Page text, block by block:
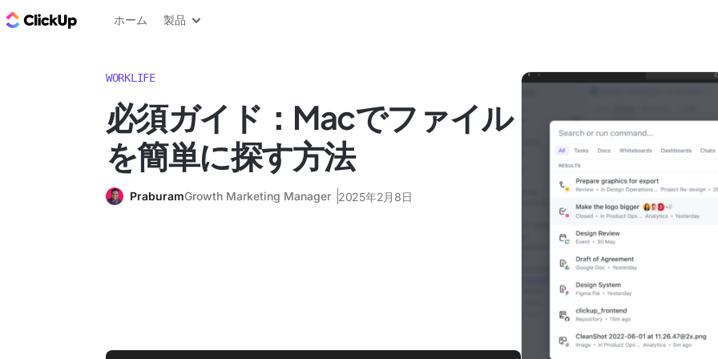
ClickUp ブログ
ホーム 製品
WORKLIFE
必須ガイド：Macでファイル
を簡単に探す方法
PraburamGrowth Marketing Manager 2025年2月8日